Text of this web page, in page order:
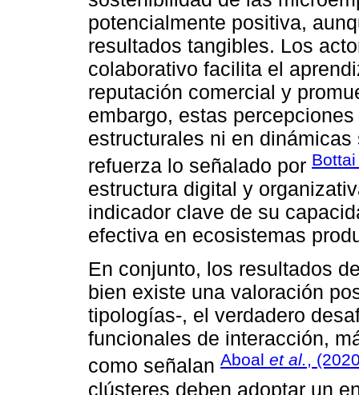
potencialmente positiva,
resultados tangibles. Los
colaborativo facilita el
reputación comercial y
embargo, estas
estructurales ni en
refuerza lo señalado por
estructura digital y
indicador clave de su
efectiva en ecosistemas
En conjunto, los resultados
bien existe una valoración
tipologías-, el verdadero
funcionales de interacción,
como señalan Aboal et al.,
clústeres deben adoptar un